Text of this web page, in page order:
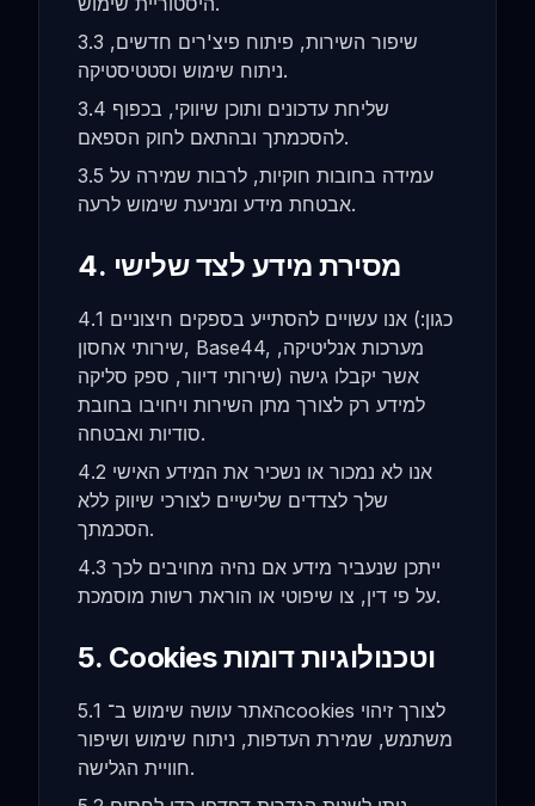
3.3 שיפור השירות, פיתוח פיצ'רים חדשים,
ניתוח שימוש וסטטיסטיקה.
3.4 שליחת עדכונים ותוכן שיווקי, בכפוף
להסכמתך ובהתאם לחוק הספאם.
3.5 עמידה בחובות חוקיות, לרבות שמירה על
אבטחת מידע ומניעת שימוש לרעה.
4. מסירת מידע לצד שלישי
4.1 אנו עשויים להסתייע בספקים חיצוניים (כגון:
שירותי אחסון, Base44, מערכות אנליטיקה,
שירותי דיוור, ספק סליקה) אשר יקבלו גישה
למידע רק לצורך מתן השירות ויחויבו בחובת
סודיות ואבטחה.
4.2 אנו לא נמכור או נשכיר את המידע האישי
שלך לצדדים שלישיים לצורכי שיווק ללא
הסכמתך.
4.3 ייתכן שנעביר מידע אם נהיה מחויבים לכך
על פי דין, צו שיפוטי או הוראת רשות מוסמכת.
5. Cookies וטכנולוגיות דומות
5.1 האתר עושה שימוש ב־cookies לצורך זיהוי
משתמש, שמירת העדפות, ניתוח שימוש ושיפור
חוויית הגלישה.